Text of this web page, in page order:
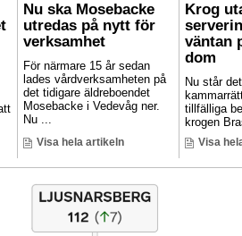
Nu ska Mosebacke
utredas på nytt för
verksamhet
För närmare 15 år sedan
lades vårdverksamheten på
det tidigare äldreboendet
Mosebacke i Vedevåg ner.
Nu ...
Visa hela artikeln
Krog
väntan
dom
Nu står
tillfälliga
krogen
Visa